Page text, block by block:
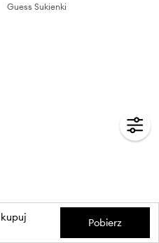
Guess Sukienki
Pobierz